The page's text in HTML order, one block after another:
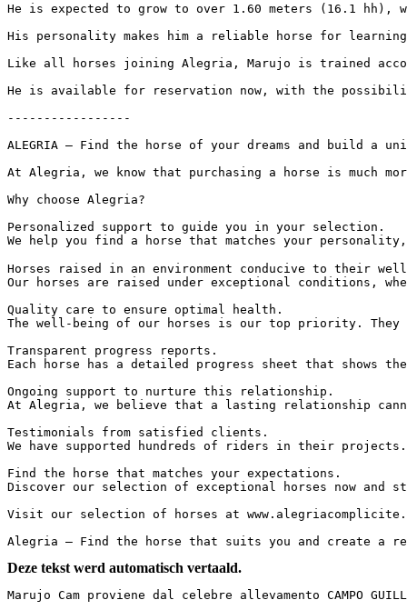
He is expected to grow to over 1.60 meters (16.1 hh),
His personality makes him a reliable horse for
Like all horses joining Alegria, Marujo is trained
He is available for reservation now, with the
-----------------
ALEGRIA – Find the horse of your dreams and build a
At Alegria, we know that purchasing a horse is much
Why choose Alegria?
Personalized support to guide you in your selection.
We help you find a horse that matches your
Horses raised in an environment conducive to their
Our horses are raised under exceptional conditions,
Quality care to ensure optimal health.
The well-being of our horses is our top priority.
Transparent progress reports.
Each horse has a detailed progress sheet that
Ongoing support to nurture this relationship.
At Alegria, we believe that a lasting relationship
Testimonials from satisfied clients.
We have supported hundreds of riders in their
Find the horse that matches your expectations.
Discover our selection of exceptional horses now
Visit our selection of horses at
Alegria – Find the horse that suits you and create a
Deze tekst werd automatisch vertaald.
Marujo Cam proviene dal celebre allevamento